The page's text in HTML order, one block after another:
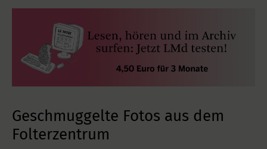
Geschmuggelte Fotos aus dem
Folterzentrum